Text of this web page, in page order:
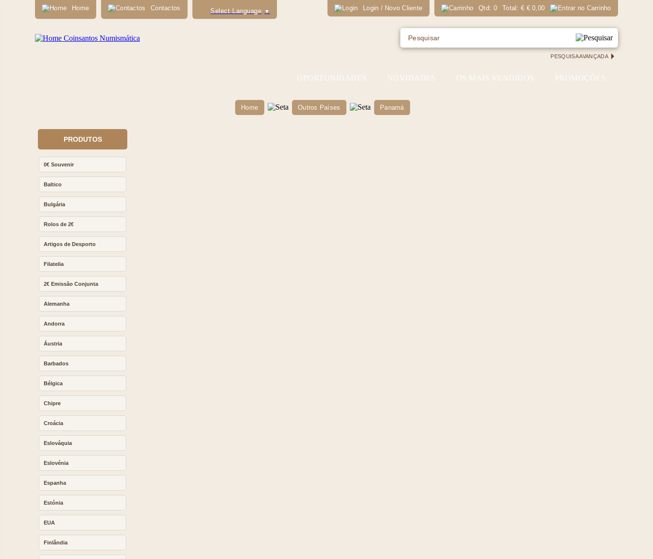
Home Contactos Select Language ▼ Login / Novo Cliente Qtd: 0 Total: € € 0,00
PESQUISA AVANÇADA
OPORTUNIDADES NOVIDADES OS MAIS VENDIDOS PROMOÇÕES
Home Outros Países Panamá
PRODUTOS
0€ Souvenir
Baltico
Bulgária
Rolos de 2€
Artigos de Desporto
Filatelia
2€ Emissão Conjunta
Alemanha
Andorra
Áustria
Barbados
Bélgica
Chipre
Croácia
Eslováquia
Eslovénia
Espanha
Estónia
EUA
Finlândia